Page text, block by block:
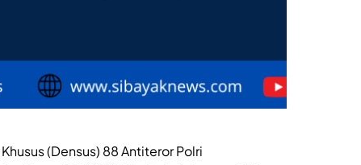
(Densus) 88 Antiteror Polri